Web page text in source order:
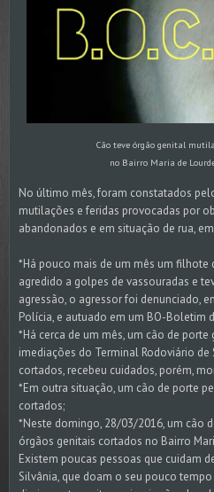
Cão teve órgão genital
no Bairro Maria de
No último mês, foram constatados
mutilações e feridas provocadas por
abandonados e em situação de rua,
*Há pouco mais de um mês um filhote
agredido a golpes de vassouradas e
agressão, o agressor foi denunciado,
Polícia, e autuado em um BO-Boletim
*Há cerca de um mês, um cão de porte
imediações do Terminal Rodoviário
cortados, recebeu cuidados, porém,
*Em outra situação, um cão de porte
cortados;
*Neste domingo, 28/03/2016, um cão
órgãos genitais cortados no Bairro
Existem poucas pessoas que cuidam
Silvânia, que doam o seu pouco